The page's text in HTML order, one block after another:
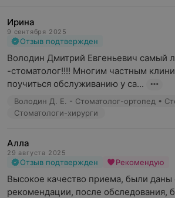
Ирина
9 сентября 2025
Отзыв подтвержден
Володин Дмитрий Евгеньевич самый
-стоматолог!!!! Многим частным
поучиться обслуживанию у са...
Володин Д. Е. - Стоматолог-ортопед •
Стоматологи-хирурги
Алла
29 августа 2025
Отзыв подтвержден Рекомендую
Высокое качество приема, были даны
рекомендации, после обследования,